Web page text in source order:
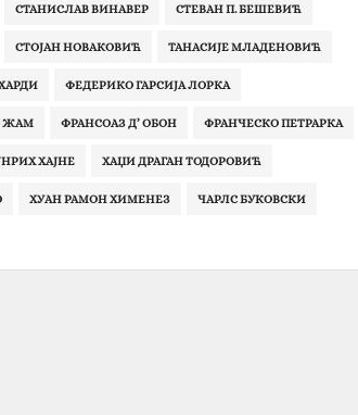
СТАНИСЛАВ ВИНАВЕР СТЕВАН П. БЕШЕВИЋ
СТОЈАН НОВАКОВИЋ ТАНАСИЈЕ МЛАДЕНОВИЋ
ФЕДЕРИКО ГАРСИЈА ЛОРКА
ЖАМ ФРАНСОАЗ Д’ ОБОН ФРАНЧЕСКО ПЕТРАРКА
ХАЈНЕ ХАЏИ ДРАГАН ТОДОРОВИЋ
ХУАН РАМОН ХИМЕНЕЗ ЧАРЛС БУКОВСКИ